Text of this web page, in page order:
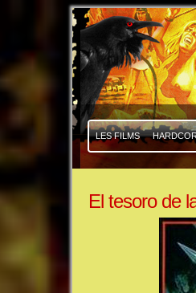
LES FILMS
El tesoro de